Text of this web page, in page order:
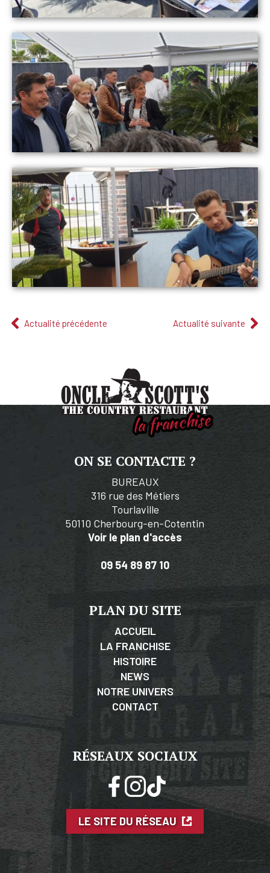
Actualité précédente Actualité suivante
la franchise
ON SE CONTACTE ?
BUREAUX
316 rue des Métiers
Tourlaville
50110 Cherbourg-en-Cotentin
Voir le plan d'accès
09 54 89 87 10
RÉSEAUX SOCIAUX
LE SITE DU RÉSEAU
PLAN DU SITE
ACCUEIL
LA FRANCHISE
HISTOIRE
NEWS
NOTRE UNIVERS
CONTACT